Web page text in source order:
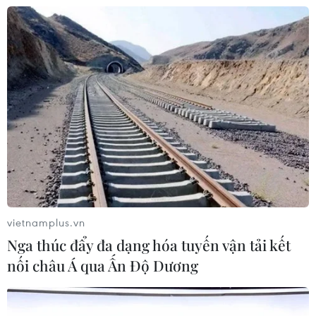
Phó Thủ tướng Vương Đình Huệ dự Ngày
hội Đại đoàn kết ở Nghệ An
10/11/2018 07:49
Sáng 10/11, Phó Thủ tướng Chính phủ Vương Đình Huệ
đã tham dự với nhân dân xóm Thanh Lương, xã Hiến
Sơn, huyện Đô Lương (Nghệ An) trong “Ngày hội Đại
đoàn kết toàn dân tộc.”
vietnamplus.vn
Nga thúc đẩy đa dạng hóa tuyến vận tải kết
nối châu Á qua Ấn Độ Dương